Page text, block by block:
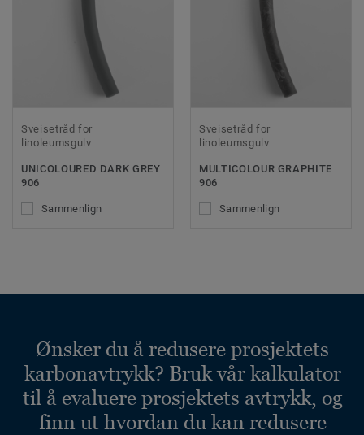
Sveisetråd for
linoleumsgulv
UNICOLOURED DARK GREY
906
Sammenlign
Sveisetråd for
linoleumsgulv
MULTICOLOUR GRAPHITE
906
Sammenlign
Ønsker du å redusere prosjektets
karbonavtrykk? Bruk vår kalkulator
til å evaluere prosjektets avtrykk, og
finn ut hvordan du kan redusere